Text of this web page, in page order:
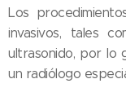
Los
invasivos, tales
ultrasonido, por lo
un radiólogo